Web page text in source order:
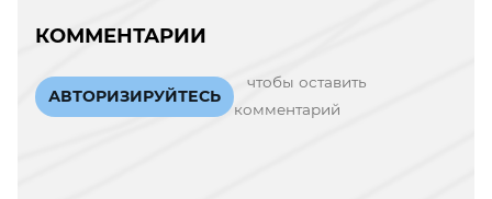
КОММЕНТАРИИ
АВТОРИЗИРУЙТЕСЬ
чтобы оставить
комментарий